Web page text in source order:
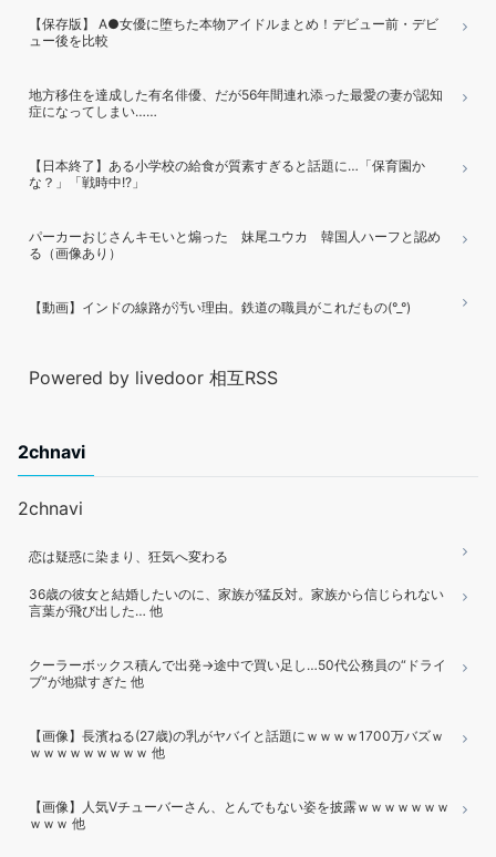
【保存版】 A●女優に堕ちた本物アイドルまとめ！デビュー前・デビ
ュー後を比較
地方移住を達成した有名俳優、だが56年間連れ添った最愛の妻が認知
症になってしまい……
【日本終了】ある小学校の給食が質素すぎると話題に…「保育園か
な？」「戦時中!?」
パーカーおじさんキモいと煽った 妹尾ユウカ 韓国人ハーフと認め
る（画像あり）
【動画】インドの線路が汚い理由。鉄道の職員がこれだもの(°_°)
Powered by livedoor 相互RSS
2chnavi
2chnavi
恋は疑惑に染まり、狂気へ変わる
36歳の彼女と結婚したいのに、家族が猛反対。家族から信じられない
言葉が飛び出した… 他
クーラーボックス積んで出発→途中で買い足し…50代公務員の“ドライ
ブ”が地獄すぎた 他
【画像】長濱ねる(27歳)の乳がヤバイと話題にｗｗｗｗ1700万バズｗ
ｗｗｗｗｗｗｗｗｗ 他
【画像】人気Vチューバーさん、とんでもない姿を披露ｗｗｗｗｗｗｗ
ｗｗｗ 他